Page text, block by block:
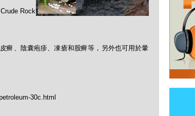
Rock
癣、陰囊疱疹、凍瘡和股癣等，另外也可用於暈
30c.html